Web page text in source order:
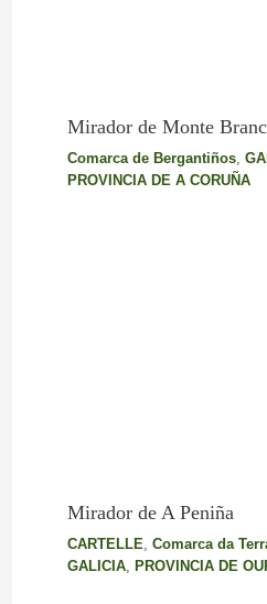
Mirador de Monte
Comarca de Bergantiños,
PROVINCIA DE A CORUÑA
Mirador de A Peniña
CARTELLE, Comarca da
GALICIA, PROVINCIA DE